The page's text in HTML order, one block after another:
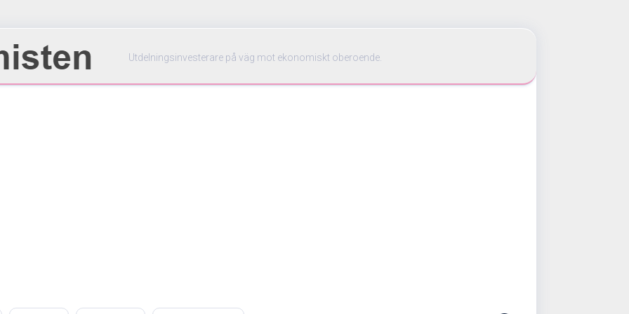
Utdelningsinvesterare på väg mot ekonomiskt oberoende.